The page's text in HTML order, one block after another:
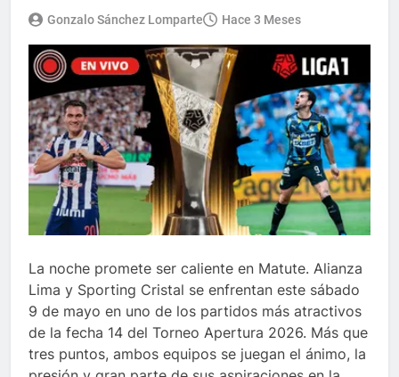
Gonzalo Sánchez Lomparte Hace 3 Meses
La noche promete ser caliente en Matute. Alianza
Lima y Sporting Cristal se enfrentan este sábado
9 de mayo en uno de los partidos más atractivos
de la fecha 14 del Torneo Apertura 2026. Más que
tres puntos, ambos equipos se juegan el ánimo, la